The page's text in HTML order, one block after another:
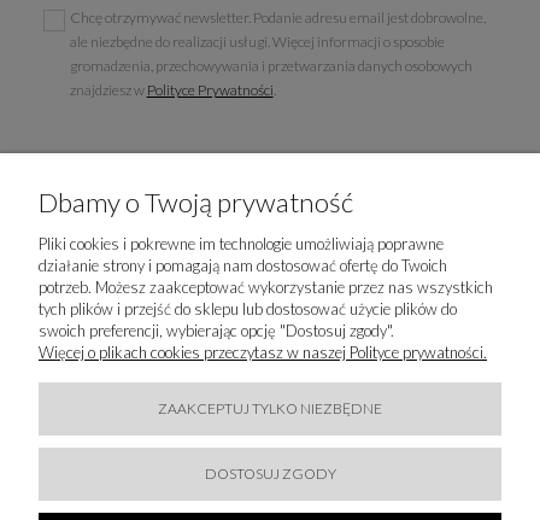
Chcę otrzymywać newsletter. Podanie adresu email jest dobrowolne,
ale niezbędne do realizacji usługi. Więcej informacji o sposobie
gromadzenia, przechowywania i przetwarzania danych osobowych
znajdziesz w Polityce Prywatności
INFORMACJE
POPULARNE KATEGORIE
LUXURY-FASHION.PL
BĄDŹMY W KONTAKCIE
Dbamy o Twoją prywatność
Pliki cookies i pokrewne im technologie umożliwiają poprawne
działanie strony i pomagają nam dostosować ofertę do Twoich
potrzeb. Możesz zaakceptować wykorzystanie przez nas wszystkich
tych plików i przejść do sklepu lub dostosować użycie plików do
swoich preferencji, wybierając opcję "Dostosuj zgody".
Więcej o plikach cookies przeczytasz w naszej Polityce prywatności.
ZAAKCEPTUJ TYLKO NIEZBĘDNE
DOSTOSUJ ZGODY